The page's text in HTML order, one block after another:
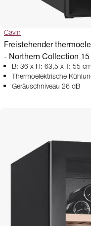
Cavin
Freistehender
- Northern Collection
B: 36 x H: 63,5 x T: 55 cm
Thermoelektrische
Geräuschniveau 26 dB